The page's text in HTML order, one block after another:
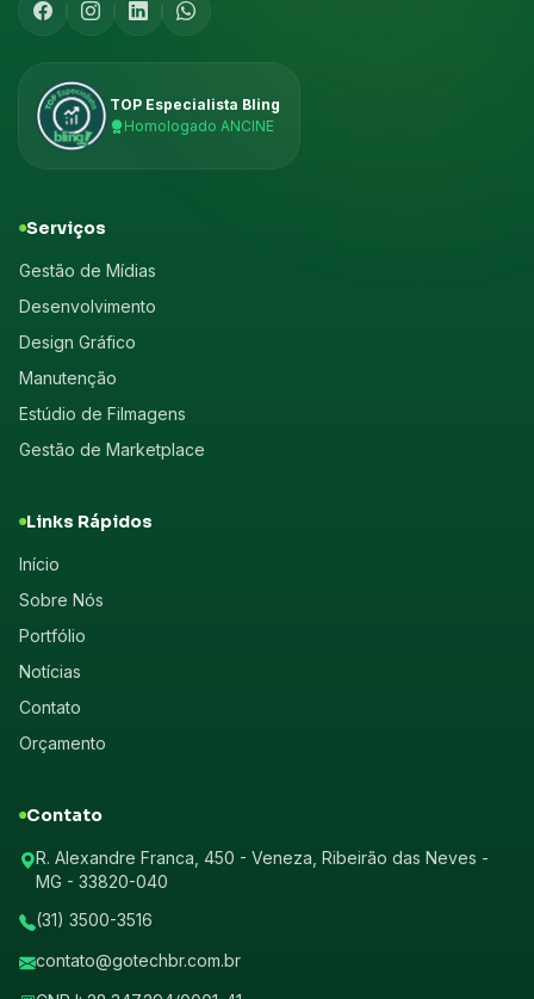
TOP Especialista Bling
Homologado ANCINE
Serviços
Gestão de Mídias
Desenvolvimento
Design Gráfico
Manutenção
Estúdio de Filmagens
Gestão de Marketplace
Links Rápidos
Início
Sobre Nós
Portfólio
Notícias
Contato
Orçamento
Contato
R. Alexandre Franca, 450 - Veneza, Ribeirão das Neves -
MG - 33820-040
(31) 3500-3516
contato@gotechbr.com.br